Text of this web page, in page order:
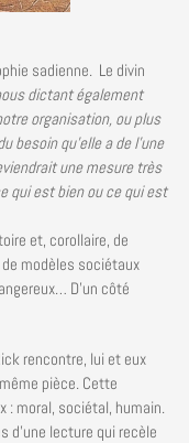
sadienne. Le divin
dictant également
organisation, ou plus
besoin qu’elle a de l’une
une mesure très
qui est bien ou ce qui est
et, corollaire, de
modèles sociétaux
D’un côté
rencontre, lui et eux
pièce. Cette
: moral, sociétal, humain.
d’une lecture qui recèle